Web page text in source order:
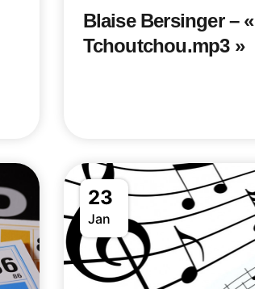
Blaise Bersinger – «
Tchoutchou.mp3 »
23
Jan